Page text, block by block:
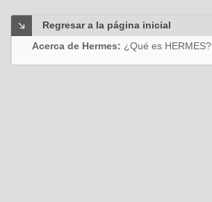
Regresar a la página inicial
Acerca de Hermes: ¿Qué es HERMES?